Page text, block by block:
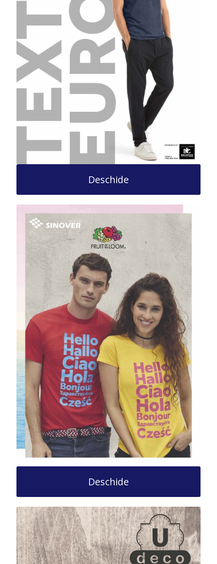
Deschide
Deschide